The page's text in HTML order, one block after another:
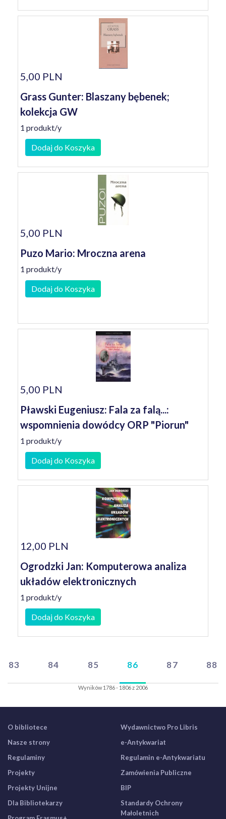
5,00 PLN
Grass Gunter: Blaszany bębenek;
kolekcja GW
1 produkt/y
Dodaj do Koszyka
5,00 PLN
Puzo Mario: Mroczna arena
1 produkt/y
Dodaj do Koszyka
5,00 PLN
Pławski Eugeniusz: Fala za falą...:
wspomnienia dowódcy ORP "Piorun"
1 produkt/y
Dodaj do Koszyka
12,00 PLN
Ogrodzki Jan: Komputerowa analiza
układów elektronicznych
1 produkt/y
Dodaj do Koszyka
83 84 85 86 87 88
Wyników 1786 - 1806 z 2006
O bibliotece
Nasze strony
Regulaminy
Projekty
Projekty Unijne
Dla Bibliotekarzy
Wydawnictwo Pro Libris
e-Antykwariat
Regulamin e-Antykwariatu
Zamówienia Publiczne
BIP
Standardy Ochrony
Małoletnich